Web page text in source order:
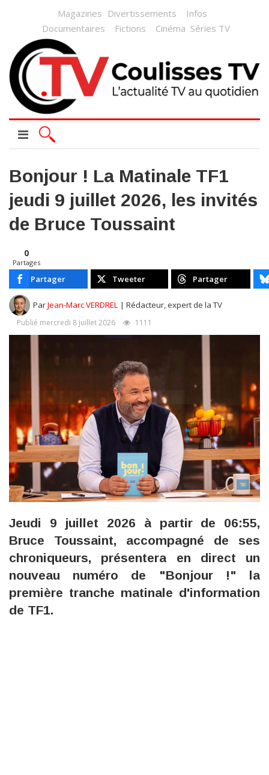
Magazines Divertissements
Infos
Documentaires
Fictions Cinéma Séries TV
Bonjour ! La Matinale TF1
jeudi 9 juillet 2026, les invités
de Bruce Toussaint
0
Partages
Partager Tweeter Partager
ParJean-Marc VERDREL | Rédacteur, expert de la TV
Publié mercredi 8 juillet 2026 1111
Jeudi 9 juillet 2026 à partir de 06:55,
Bruce Toussaint, accompagné de ses
chroniqueurs, présentera en direct un
nouveau numéro de "Bonjour !" la
première tranche matinale d'information
de TF1.